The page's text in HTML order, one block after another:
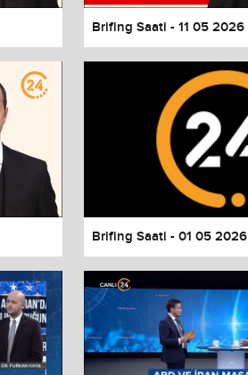
Brifing Saati - 11 05 2026
Brifing Saati - 01 05 2026